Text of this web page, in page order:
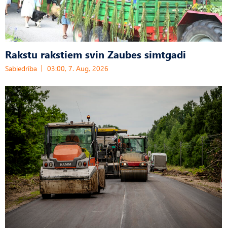
Rakstu rakstiem svin Zaubes simtgadi
Sabiedrība 03:00, 7. Aug, 2026